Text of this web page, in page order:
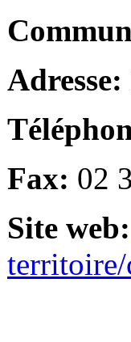
Adresse:
Fax: 02
Site web:
territoire/